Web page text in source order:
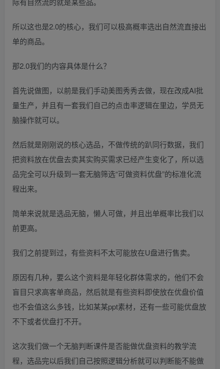
所以这也是2.0的核心，我们可以极高概率选出自然流直接出
单的商品。
那2.0我们的内容具体是什么？
首先说做图，以前是我们手动美图秀秀去做，现在改成AI批
量生产，并且有一套我们自己的点击率逻辑在里边，学员无
脑操作就可以。
然后就是刚刚说的核心选品，不做传统的趴同行数据，我们
把资料放在优盘去卖其实购买需求已经产生变化了，所以选
品完全可以升级到一套无脑筛选“可做资料优盘”的标准化流
程出来。
简单来说就是选品无脑，懒人可做，并且出单概率比我们以
前更高。
我们之前提到过，有些资料不太可能放在U盘进行售卖。
原因有几种，要么这个资料是年轻化群体需求的，他们不会
盲目只求高客单商品，然后就是有些资料即使放在优盘价值
也不会值这么多钱，比如某某ppt素材，还有一些可能优盘放
不下或者优盘打不开。
这次我们做一个无脑判断课件是否能做优盘资料的教学流
程，选品完以后我们自己按照逻辑分析就可以判断能不能做